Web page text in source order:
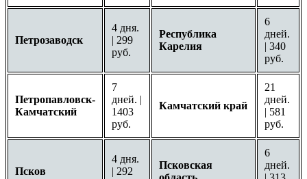
Петрозаводск
4 дня.
| 299
руб.
Республика
Карелия
6
дней.
| 340
руб.
Петропавловск-
Камчатский
7
дней. |
1403
руб.
Камчатский край
21
дней.
| 581
руб.
Псков
4 дня.
| 292
Псковская
6
дней.